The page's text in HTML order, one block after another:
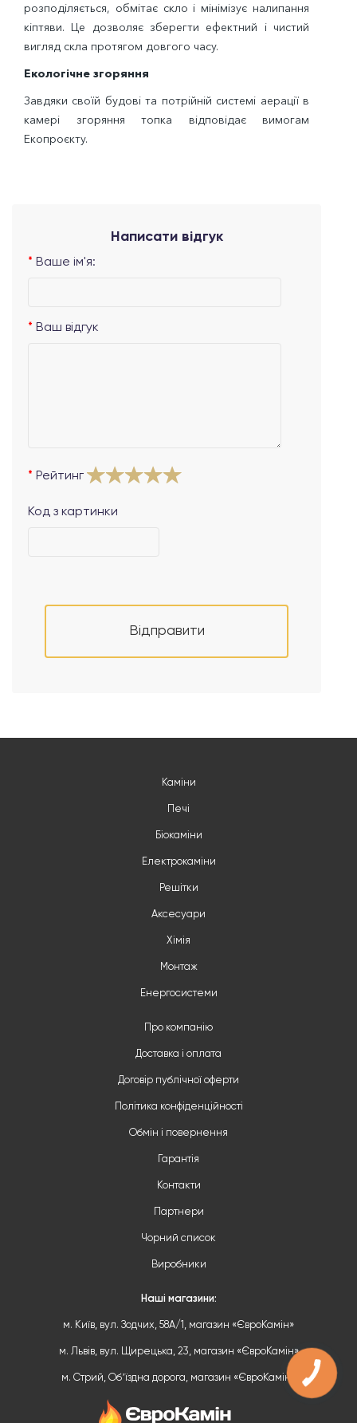
розподіляється, обмітає скло і мінімізує налипання
кіптяви. Це дозволяє зберегти ефектний і чистий
вигляд скла протягом довгого часу.
Екологічне згоряння
Завдяки своїй будові та потрійній системі аерації в
камері згоряння топка відповідає вимогам
Екопроєкту.
Написати відгук
Ваше ім'я:
Ваш відгук
Рейтинг
Код з картинки
Відправити
Каміни
Печі
Біокаміни
Електрокаміни
Решітки
Аксесуари
Хімія
Монтаж
Енергосистеми
Про компанію
Доставка і оплата
Договір публічної оферти
Політика конфіденційності
Обмін і повернення
Гарантія
Контакти
Партнери
Чорний список
Виробники
Наші магазини:
м. Київ, вул. Зодчих, 58А/1, магазин «ЄвроКамін»
м. Львів, вул. Щирецька, 23, магазин «ЄвроКамін»
м. Стрий, Обʼїздна дорога, магазин «ЄвроКамін»